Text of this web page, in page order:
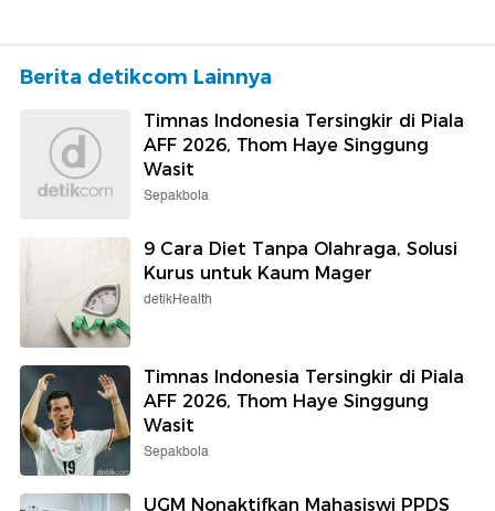
Berita detikcom Lainnya
Timnas Indonesia Tersingkir di Piala
AFF 2026, Thom Haye Singgung
Wasit
Sepakbola
9 Cara Diet Tanpa Olahraga, Solusi
Kurus untuk Kaum Mager
detikHealth
Timnas Indonesia Tersingkir di Piala
AFF 2026, Thom Haye Singgung
Wasit
Sepakbola
UGM Nonaktifkan Mahasiswi PPDS